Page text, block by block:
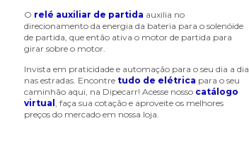
roda
componentes para geladeira
comutador
conector
conector de alternador
conjunto conector para painel solar
controlador carga solar
O relé auxiliar de partida auxilia no
direcionamento da energia da bateria para o solenóide
de partida, que então ativa o motor de partida para
girar sobre o motor.
Invista em praticidade e automação para o seu dia a dia
nas estradas. Encontre tudo de elétrica para o seu
caminhão aqui, na Dipecarr! Acesse nosso catálogo
virtual , faça sua cotação e aproveite os melhores
preços do mercado em nossa loja.